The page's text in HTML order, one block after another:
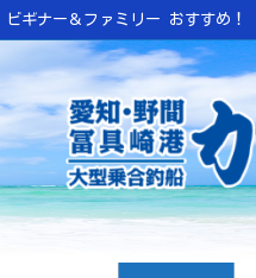
ビギナー＆ファミリー おすすめ！